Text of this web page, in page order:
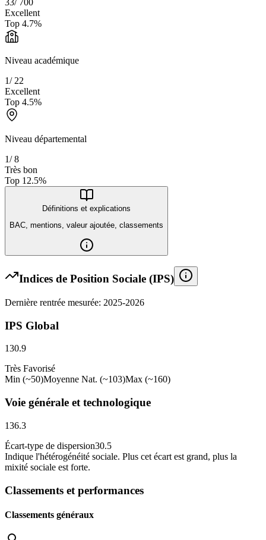
Excellent
Top 4.7%
Niveau académique
1/ 22
Excellent
Top 4.5%
Niveau départemental
1/8
Très bon
Top 12.5%
Définitions et explications
BAC, mentions, valeur ajoutée, classements
Indices de Position Sociale (IPS)
Dernière rentrée mesurée: 2025-2026
IPS Global
130.9
Très Favorisé
Min (~50)Moyenne Nat. (~103)Max (~160)
Voie générale et technologique
136.3
Écart-type de dispersion30.5
Indique l'hétérogénéité sociale. Plus cet écart est grand, plus la
mixité sociale est forte.
Classements et performances
Classements généraux